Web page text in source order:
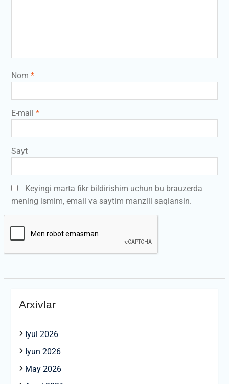
Nom *
E-mail *
Sayt
Keyingi marta fikr bildirishim uchun bu brauzerda
mening ismim, email va saytim manzili saqlansin.
Arxivlar
Iyul 2026
Iyun 2026
May 2026